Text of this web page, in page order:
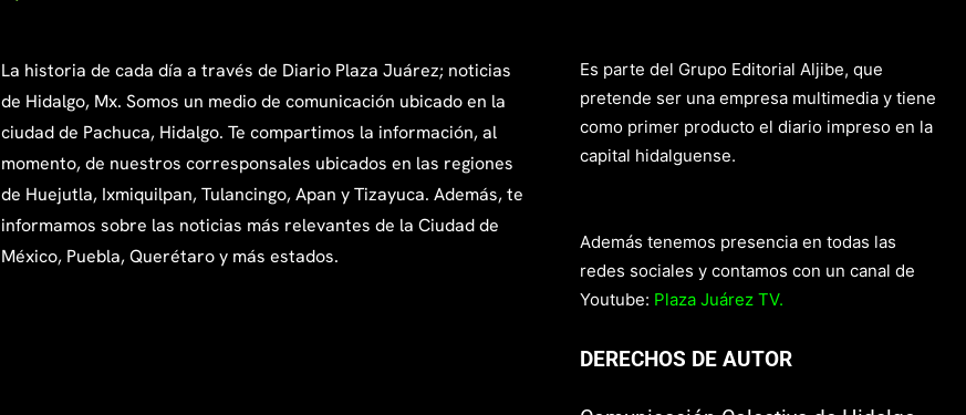
La historia de cada día a través de Diario Plaza Juárez; noticias
de Hidalgo, Mx. Somos un medio de comunicación ubicado en la
ciudad de Pachuca, Hidalgo. Te compartimos la información, al
momento, de nuestros corresponsales ubicados en las regiones
de Huejutla, Ixmiquilpan, Tulancingo, Apan y Tizayuca. Además, te
informamos sobre las noticias más relevantes de la Ciudad de
México, Puebla, Querétaro y más estados.
Es parte del Grupo Editorial Aljibe, que
pretende ser una empresa multimedia y tiene
como primer producto el diario impreso en la
capital hidalguense.
Además tenemos presencia en todas las
redes sociales y contamos con un canal de
Youtube: Plaza Juárez TV.
DERECHOS DE AUTOR